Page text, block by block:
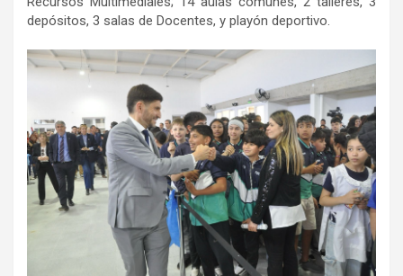
depósitos, 3 salas de Docentes, y playón deportivo.